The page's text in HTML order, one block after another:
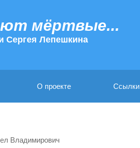
мёртвые...
Сергея Лепешкина
О проекте Ссылки
Владимирович